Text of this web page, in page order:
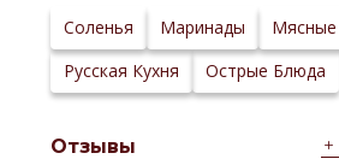
Соленья Маринады
Русская Кухня
Острые Блюда
Отзывы